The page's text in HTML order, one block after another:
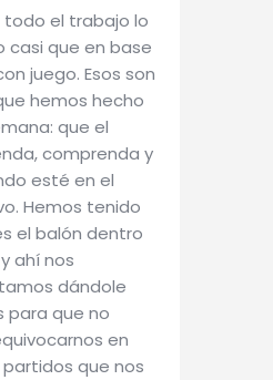
todo el trabajo lo
casi que en base
juego. Esos son
hemos hecho
que el
comprenda y
esté en el
Hemos tenido
el balón dentro
ahí nos
dándole
para que no
en
que nos